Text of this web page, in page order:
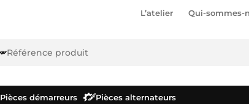
L’atelier Qui-sommes-
Pièces démarreurs Pièces alternateurs